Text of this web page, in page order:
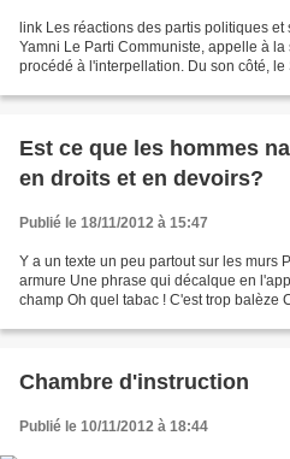
link Les réactions des partis politiques
Yamni Le Parti Communiste, appelle à
procédé à l'interpellation. Du son côté,
Est ce que les hommes
en droits et en devoirs?
Publié le 18/11/2012 à 15:47
Y a un texte un peu partout sur les murs
armure Une phrase qui décalque en
champ Oh quel tabac ! C'est trop balèze
Chambre d'instruction
Publié le 10/11/2012 à 18:44